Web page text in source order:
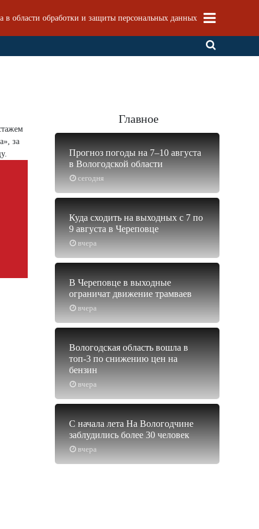
в области обработки и защиты персональных данных
за
Главное
сегодня
Прогноз погоды на 7–10 августа
в Вологодской области
вчера
Куда сходить на выходных с 7 по
9 августа в Череповце
вчера
В Череповце в выходные
ограничат движение трамваев
вчера
Вологодская область вошла в
топ-3 по снижению цен на
бензин
вчера
С начала лета На Вологодчине
заблудились более 30 человек